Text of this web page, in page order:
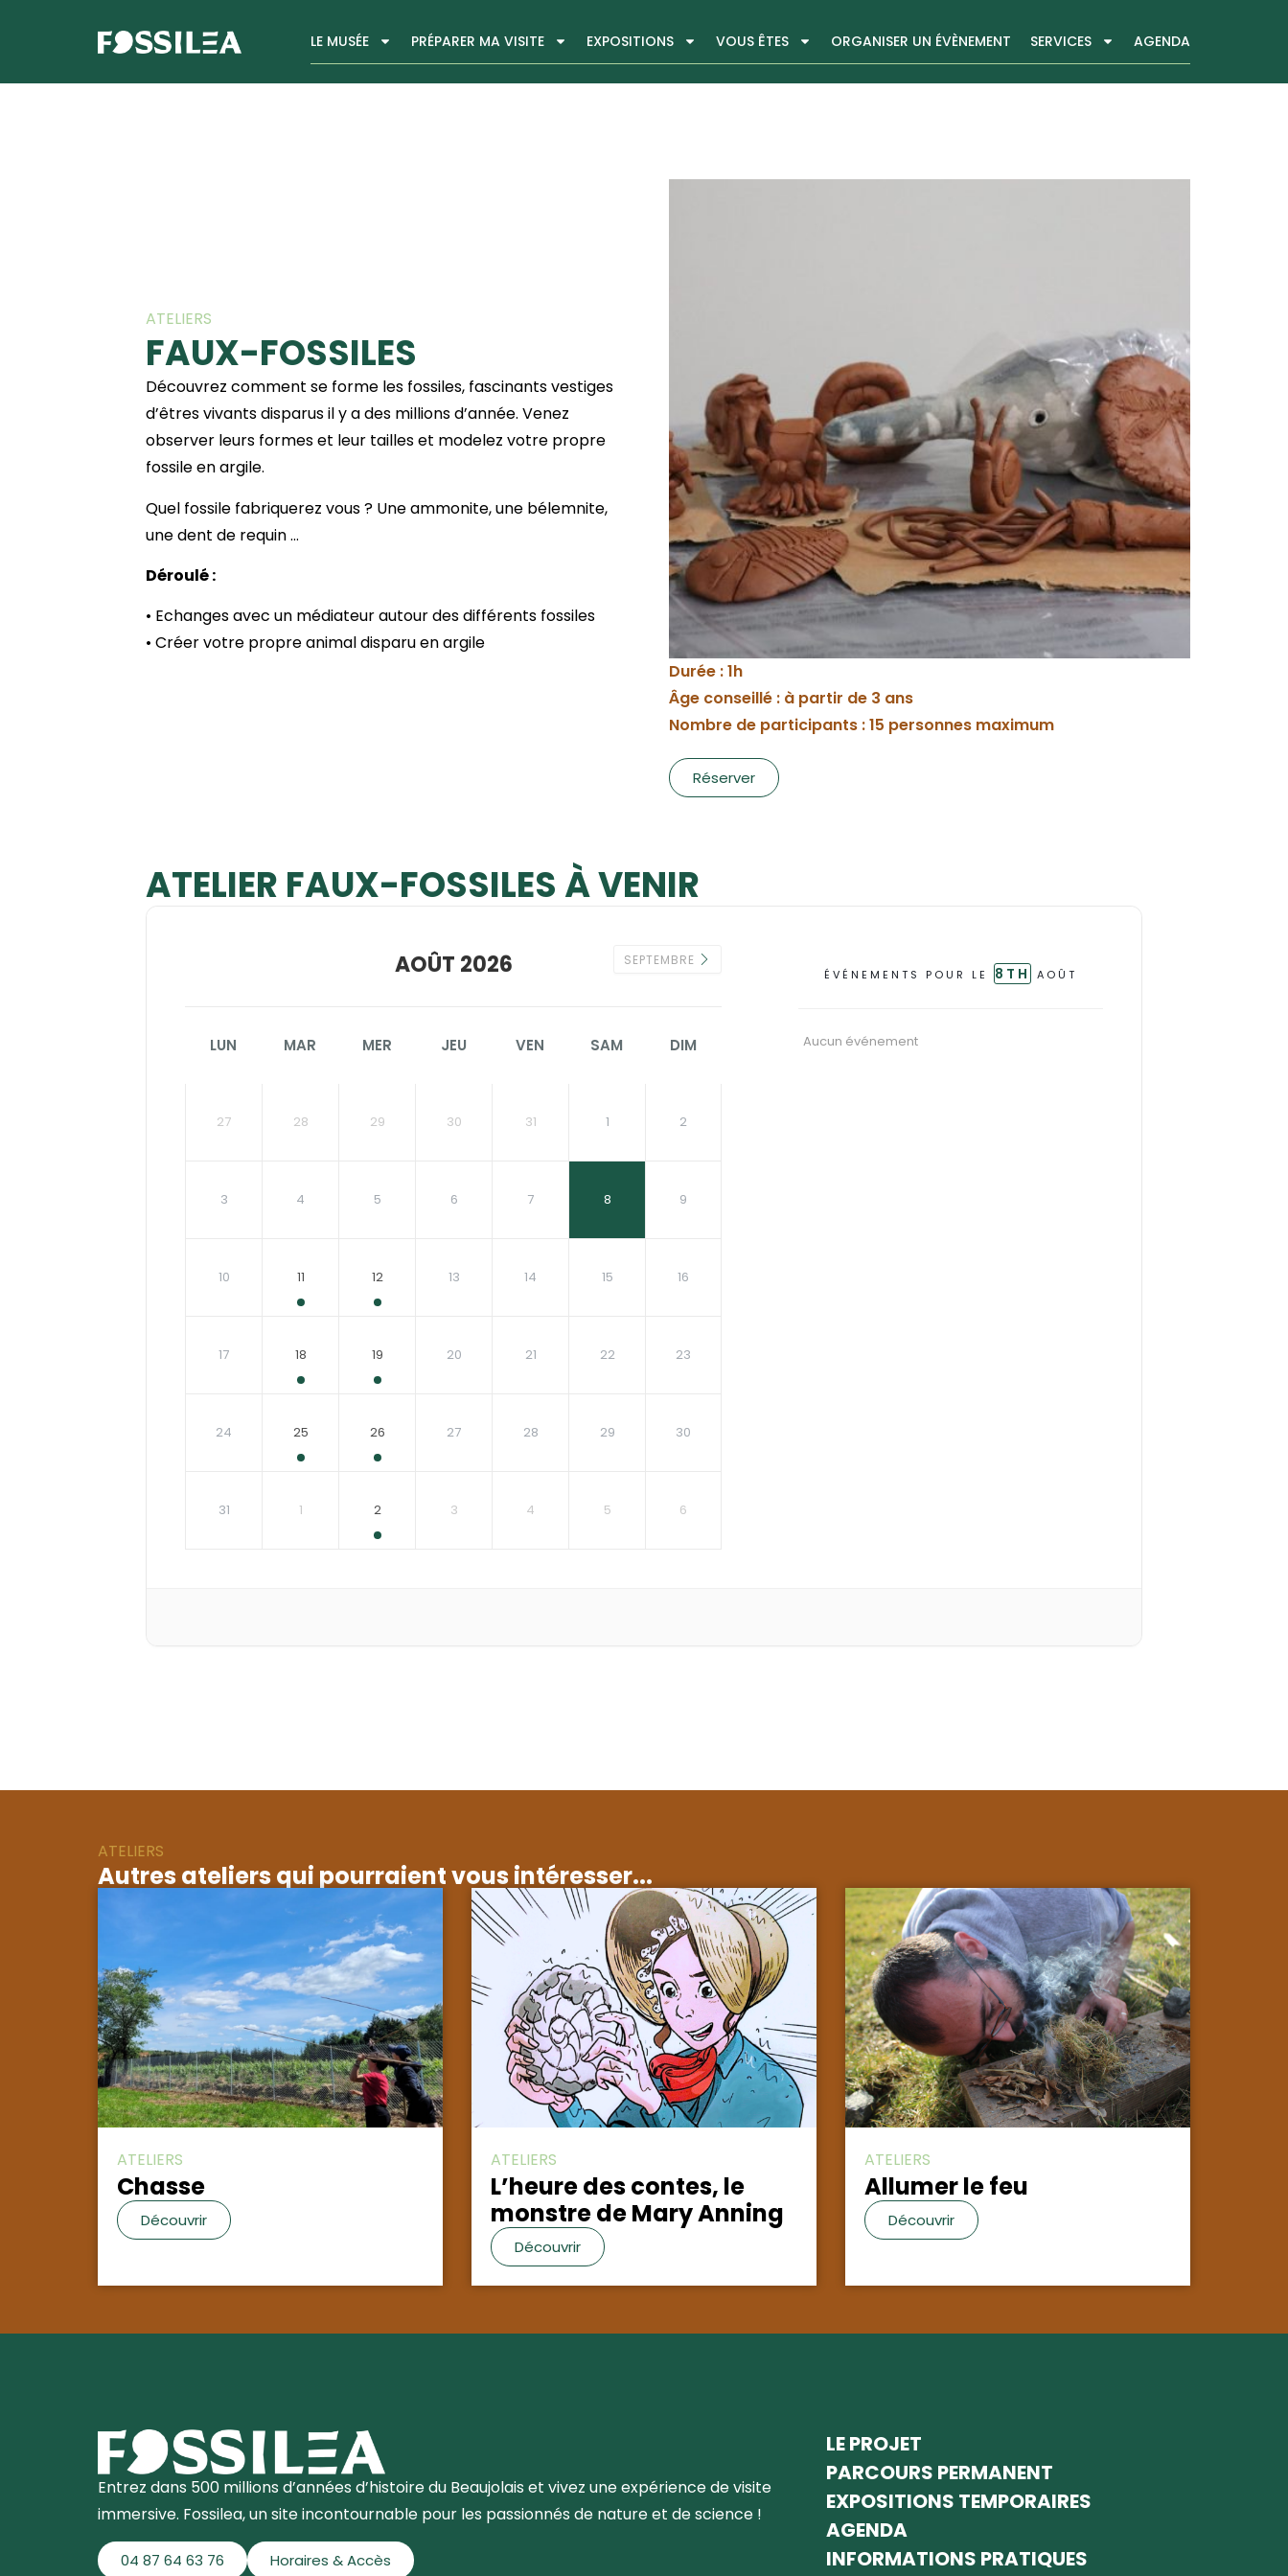
LE MUSÉE PRÉPARER MA VISITE EXPOSITIONS VOUS ÊTES ORGANISER UN ÉVÈNEMENT SERVICES AGENDA
ATELIERS
FAUX-FOSSILES
Découvrez comment se forme les fossiles, fascinants vestiges
d’êtres vivants disparus il y a des millions d’année. Venez
observer leurs formes et leur tailles et modelez votre propre
fossile en argile.
Quel fossile fabriquerez vous ? Une ammonite, une bélemnite,
une dent de requin …
Déroulé :
• Echanges avec un médiateur autour des différents fossiles
• Créer votre propre animal disparu en argile
Durée : 1h
Âge conseillé : à partir de 3 ans
Nombre de participants : 15 personnes maximum
Réserver
ATELIER FAUX-FOSSILES À VENIR
AOÛT 2026 SEPTEMBRE
LUN MAR MER JEU VEN SAM DIM
27 28 29 30 31 1 2
3 4 5 6 7 8 9
10 11 12 13 14 15 16
17 18 19 20 21 22 23
24 25 26 27 28 29 30
31 1 2 3 4 5 6
ÉVÉNEMENTS POUR LE 8TH AOÛT
Aucun événement
ATELIERS
Autres ateliers qui pourraient vous intéresser...
ATELIERS
Chasse
Découvrir
ATELIERS
L’heure des contes, le
monstre de Mary Anning
Découvrir
ATELIERS
Allumer le feu
Découvrir
Entrez dans 500 millions d’années d’histoire du Beaujolais et vivez une expérience de visite
immersive. Fossilea, un site incontournable pour les passionnés de nature et de science !
04 87 64 63 76 Horaires & Accès
LE PROJET
PARCOURS PERMANENT
EXPOSITIONS TEMPORAIRES
AGENDA
INFORMATIONS PRATIQUES